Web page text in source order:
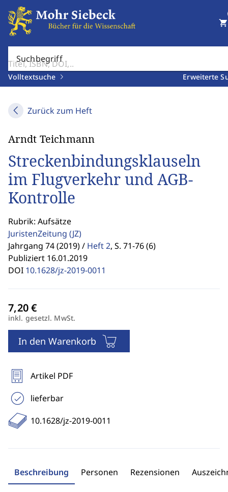
Suchbegriff
Volltextsuche Erweiterte
shopping_cart
Zurück zum Heft
Arndt Teichmann
Streckenbindungsklauseln
im Flugverkehr und AGB-
Kontrolle
Rubrik: Aufsätze
JuristenZeitung (JZ)
Jahrgang 74 (2019) / Heft 2, S. 71-76 (6)
Publiziert 16.01.2019
DOI 10.1628/jz-2019-0011
inkl. gesetzl. MwSt.
In den Warenkorb
Artikel PDF
lieferbar
10.1628/jz-2019-0011
Beschreibung Personen Rezensionen